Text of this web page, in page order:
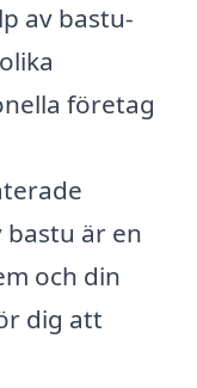
av bastu-
företag
är en
och din
dig att